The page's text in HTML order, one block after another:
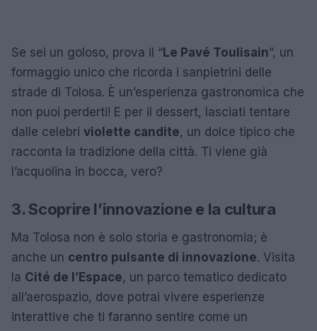
Se sei un goloso, prova il “Le Pavé Toulisain”, un
formaggio unico che ricorda i sanpietrini delle
strade di Tolosa. È un’esperienza gastronomica che
non puoi perderti! E per il dessert, lasciati tentare
dalle celebri violette candite, un dolce tipico che
racconta la tradizione della città. Ti viene già
l’acquolina in bocca, vero?
3. Scoprire l’innovazione e la cultura
Ma Tolosa non è solo storia e gastronomia; è
anche un centro pulsante di innovazione. Visita
la Cité de l’Espace, un parco tematico dedicato
all’aerospazio, dove potrai vivere esperienze
interattive che ti faranno sentire come un